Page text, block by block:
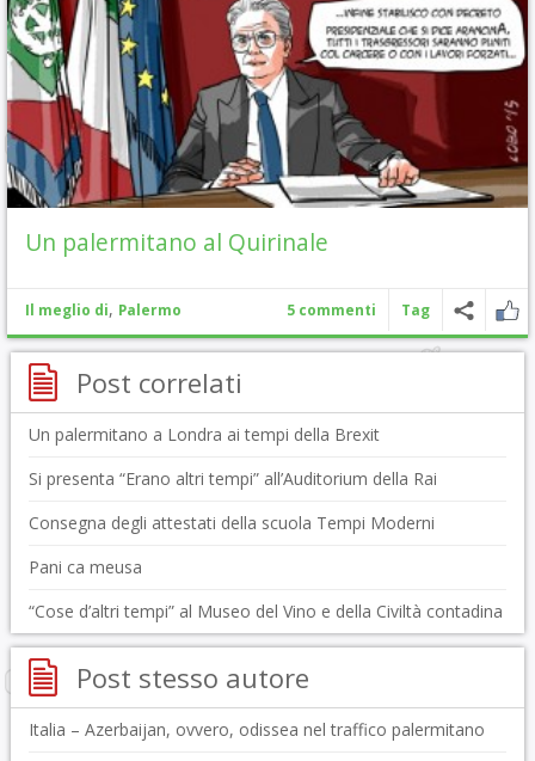
Un palermitano al Quirinale
Il meglio di, Palermo 5 commenti Tag
Post correlati
Un palermitano a Londra ai tempi della Brexit
Si presenta “Erano altri tempi” all’Auditorium della Rai
Consegna degli attestati della scuola Tempi Moderni
Pani ca meusa
“Cose d’altri tempi” al Museo del Vino e della Civiltà contadina
Post stesso autore
Italia – Azerbaijan, ovvero, odissea nel traffico palermitano